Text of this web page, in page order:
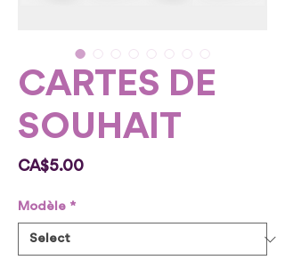
CARTES DE
SOUHAIT
CA$5.00Price
Modèle *